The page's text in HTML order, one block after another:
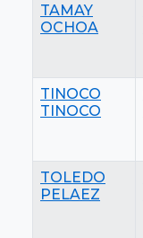
TAMAY
OCHOA
TINOCO
TINOCO
TOLEDO
PELAEZ